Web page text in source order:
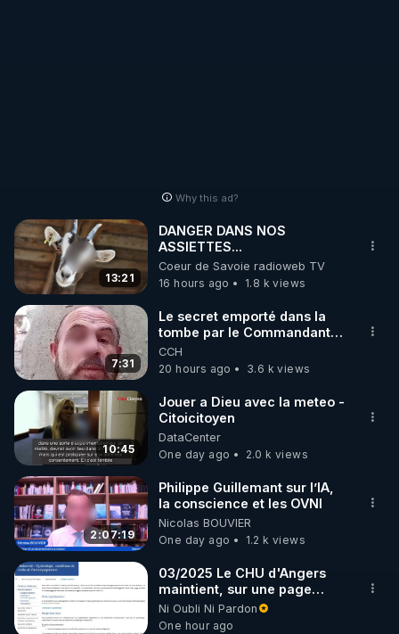
🌱 INSTAGRAM
https://www.instagram.com/rdlr_thierrycasasnovas/
http://rgnr.li/instagram
🌱 LA NEWSLETTER
Pour ne pas rater l’actualité RGNR (stages,
http://rgnr.li/news
🌱 VIDÉOS NON CENSURÉES SUR ODYSEE
Toutes les vidéos Youtube sont aussi sur la
http://rgnr.li/odysee
🌱 LES STAGES EN PRÉSENTIEL
http://rgnr.li/stages
Why this ad?
13:21
DANGER DANS NOS
ASSIETTES...
Coeur de Savoie radioweb TV
16 hours ago
1.8 k views
7:31
Le secret emporté dans la
tombe par le Commandant
Cousteau le 25 juin 1997
CCH
20 hours ago
3.6 k views
10:45
Jouer a Dieu avec la meteo -
Citoicitoyen
DataCenter
One day ago
2.0 k views
2:07:19
Philippe Guillemant sur l’IA,
la conscience et les OVNI
Nicolas BOUVIER
One day ago
1.2 k views
03/2025 Le CHU d'Angers
maintient, sur une page
mise à jour, ses consignes
sanitaires Covid en
Ni Oubli Ni Pardon
One hour ago